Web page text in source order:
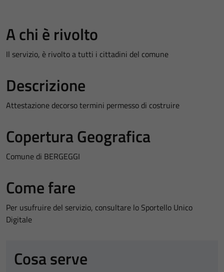
A chi è rivolto
Il servizio, è rivolto a tutti i cittadini del comune
Descrizione
Attestazione decorso termini permesso di costruire
Copertura Geografica
Comune di BERGEGGI
Come fare
Per usufruire del servizio, consultare lo Sportello Unico
Digitale
Cosa serve